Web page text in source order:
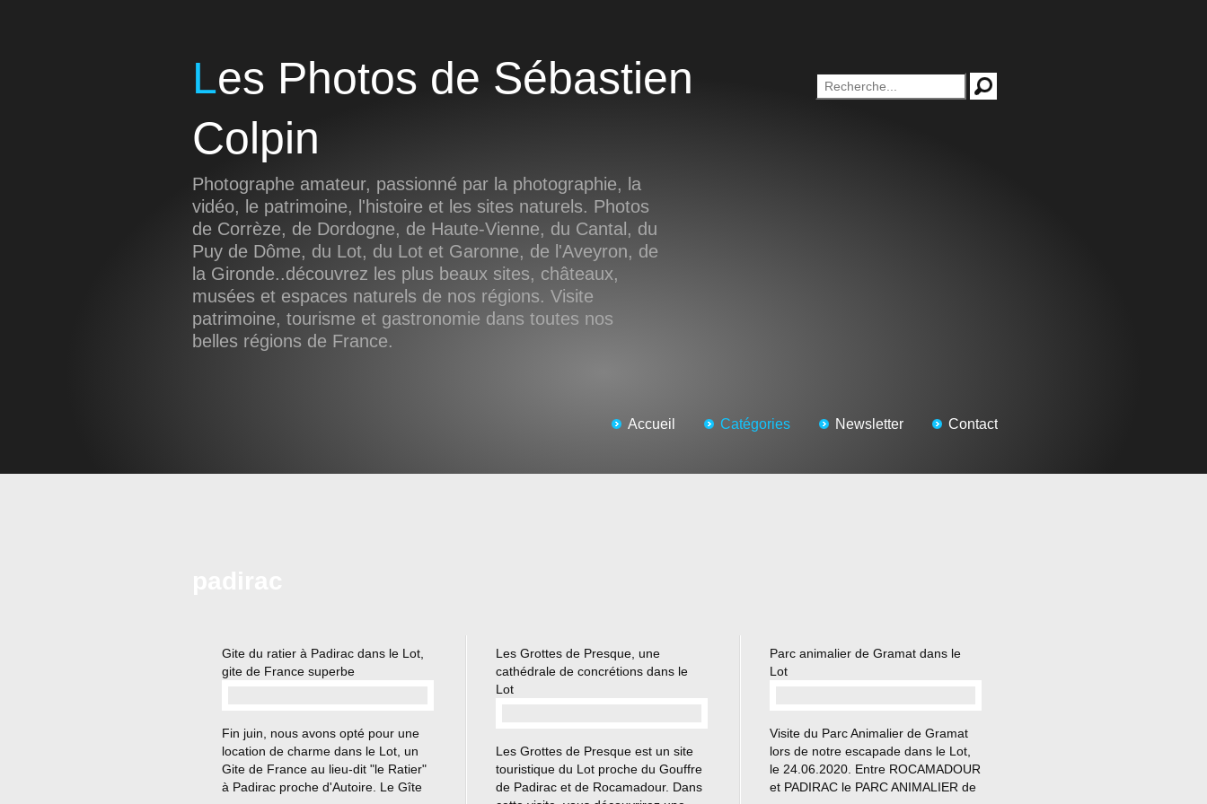
Les Photos de Sébastien
Colpin
Photographe amateur, passionné par la photographie, la
vidéo, le patrimoine, l'histoire et les sites naturels. Photos
de Corrèze, de Dordogne, de Haute-Vienne, du Cantal, du
Puy de Dôme, du Lot, du Lot et Garonne, de l'Aveyron, de
la Gironde..découvrez les plus beaux sites, châteaux,
musées et espaces naturels de nos régions. Visite
patrimoine, tourisme et gastronomie dans toutes nos
belles régions de France.
Accueil Catégories Newsletter Contact
Gite du ratier à Padirac dans le Lot,
gite de France superbe
Fin juin, nous avons opté pour une
location de charme dans le Lot, un
Gite de France au lieu-dit "le Ratier"
à Padirac proche d'Autoire. Le Gîte
Les Grottes de Presque, une
cathédrale de concrétions dans le
Lot
Les Grottes de Presque est un site
touristique du Lot proche du Gouffre
de Padirac et de Rocamadour. Dans
Parc animalier de Gramat dans le
Lot
Visite du Parc Animalier de Gramat
lors de notre escapade dans le Lot,
le 24.06.2020. Entre ROCAMADOUR
et PADIRAC le PARC ANIMALIER de